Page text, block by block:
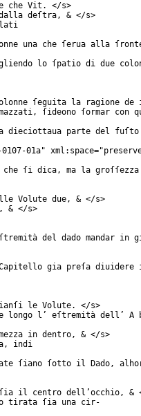
che Vit. </s>
dalla deſtra, & </s>
lati
una che ſerua alla
lo ſpatio di due
ſeguita la ragione
ſideono ſormar con
dieciottaua parte del
01a" xml:space="
che ſi dica, ma la
Volute due, & </s>
& </s>
del dado mandar in
gia preſa diuidere
le Volute. </s>
longo l’ eſtremità dell’ A
in dentro, & </s>
indi
ſiano ſotto il Dado,
ſia il centro dell’occhio, &
tirata ſia una cir-